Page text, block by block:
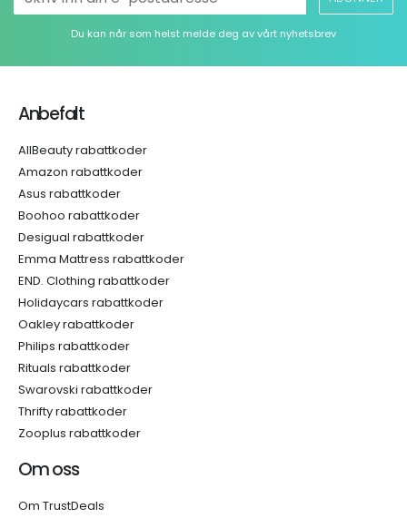
Du kan når som helst melde deg av vårt nyhetsbrev
Anbefalt
AllBeauty rabattkoder
Amazon rabattkoder
Asus rabattkoder
Boohoo rabattkoder
Desigual rabattkoder
Emma Mattress rabattkoder
END. Clothing rabattkoder
Holidaycars rabattkoder
Oakley rabattkoder
Philips rabattkoder
Rituals rabattkoder
Swarovski rabattkoder
Thrifty rabattkoder
Zooplus rabattkoder
Om oss
Om TrustDeals